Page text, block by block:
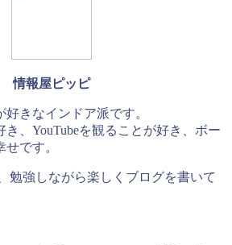
情報屋ピッピ
きなインドア派です。
、YouTubeを観ることが好き、ボー
です。
勉強しながら楽しくブログを書いて